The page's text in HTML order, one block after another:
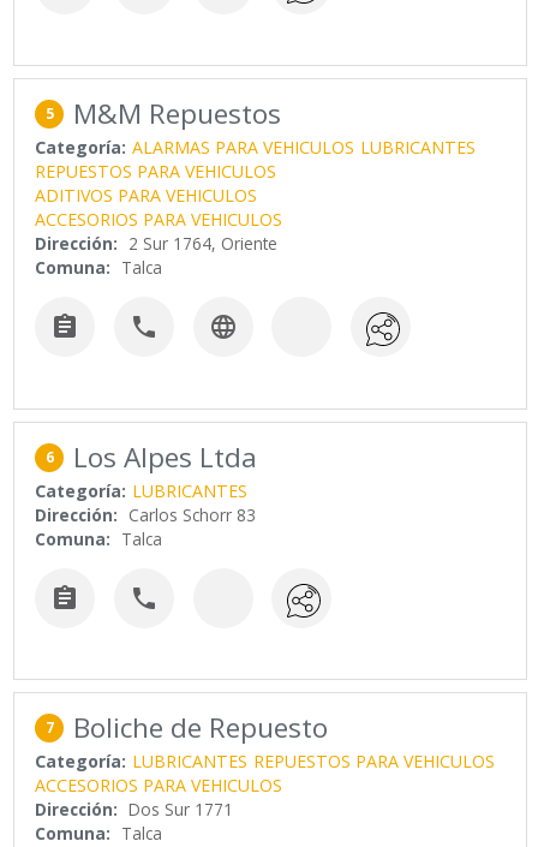
5 M&M Repuestos
Categoría: ALARMAS PARA VEHICULOS LUBRICANTES
REPUESTOS PARA VEHICULOS
ADITIVOS PARA VEHICULOS
ACCESORIOS PARA VEHICULOS
Dirección: 2 Sur 1764, Oriente
Comuna: Talca
  
6 Los Alpes Ltda
Categoría: LUBRICANTES
Dirección: Carlos Schorr 83
Comuna: Talca
 
7 Boliche de Repuesto
Categoría: LUBRICANTES REPUESTOS PARA VEHICULOS
ACCESORIOS PARA VEHICULOS
Dirección: Dos Sur 1771
Comuna: Talca